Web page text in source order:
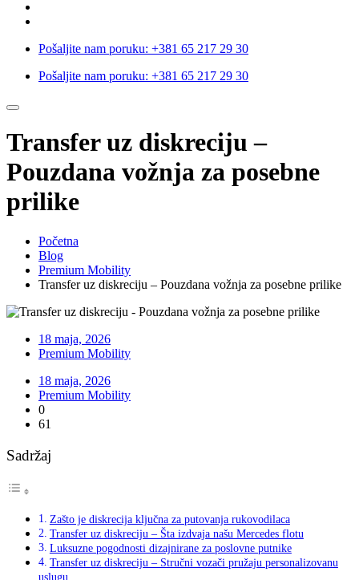
Pošaljite nam poruku: +381 65 217 29 30
Pošaljite nam poruku: +381 65 217 29 30
Transfer uz diskreciju –
Pouzdana vožnja za posebne
prilike
Početna
Blog
Premium Mobility
Transfer uz diskreciju – Pouzdana vožnja za posebne prilike
18 maja, 2026
Premium Mobility
18 maja, 2026
Premium Mobility
0
61
Sadržaj
Zašto je diskrecija ključna za putovanja rukovodilaca
Transfer uz diskreciju – Šta izdvaja našu Mercedes flotu
Luksuzne pogodnosti dizajnirane za poslovne putnike
Transfer uz diskreciju – Stručni vozači pružaju personalizovanu
uslugu